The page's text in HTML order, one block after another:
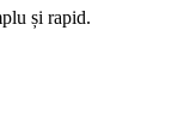
și rapid.